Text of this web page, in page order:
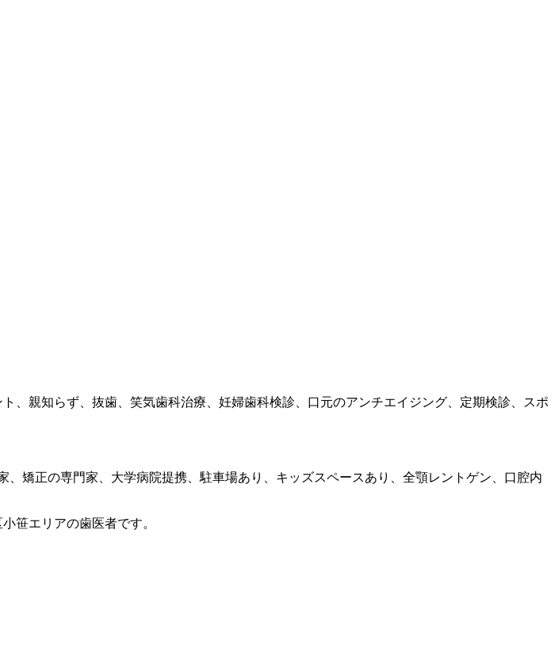
、親知らず、抜歯、笑気歯科治療、妊婦歯科検診、口元のアンチエイジング、定期検診、スポ
矯正の専門家、大学病院提携、駐車場あり、キッズスペースあり、全顎レントゲン、口腔内
笹エリアの歯医者です。